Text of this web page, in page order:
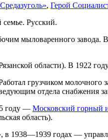
, Герой
семье. Русский.
мыловаренного
области). В 1922
грузчиком
отдела снабжения
году — Московский горный
область).
в 1938—1939 годах —